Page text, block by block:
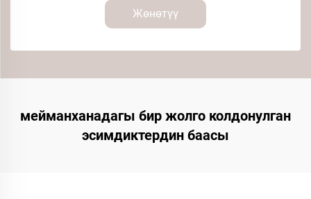
Жөнөтүү
мейманханадагы бир жолго колдонулган
эсимдиктердин баасы